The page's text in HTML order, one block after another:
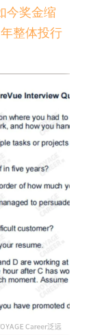
今奖金缩
整体投行